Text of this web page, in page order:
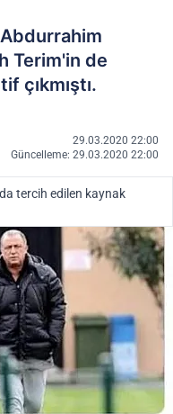
Terim'in de
çıkmıştı.
29.03.2020 22:00
Güncelleme: 29.03.2020 22:00
tercih edilen kaynak